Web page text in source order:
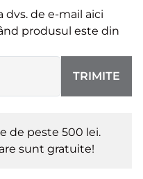
dvs. de e-mail aici
produsul este din
TRIMITE
de peste 500 lei.
sunt gratuite!